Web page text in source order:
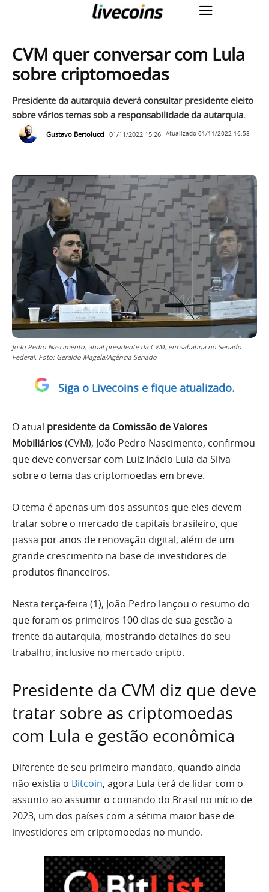
CVM quer conversar com Lula
sobre criptomoedas
Presidente da autarquia deverá consultar presidente eleito
sobre vários temas sob a responsabilidade da autarquia.
Gustavo Bertolucci 01/11/2022 15:26 Atualizado 01/11/2022 16:58
João Pedro Nascimento, atual presidente da CVM, em sabatina no Senado
Federal. Foto: Geraldo Magela/Agência Senado
Siga o Livecoins e fique atualizado.
O atual presidente da Comissão de Valores
Mobiliários(CVM), João Pedro Nascimento, confirmou
que deve conversar com Luiz Inácio Lula da Silva
sobre o tema das criptomoedas em breve.
O tema é apenas um dos assuntos que eles devem
tratar sobre o mercado de capitais brasileiro, que
passa por anos de renovação digital, além de um
grande crescimento na base de investidores de
produtos financeiros.
Nesta terça-feira (1), João Pedro lançou o resumo do
que foram os primeiros 100 dias de sua gestão a
frente da autarquia, mostrando detalhes do seu
trabalho, inclusive no mercado cripto.
Presidente da CVM diz que deve
tratar sobre as criptomoedas
com Lula e gestão econômica
Diferente de seu primeiro mandato, quando ainda
não existia o Bitcoin, agora Lula terá de lidar com o
assunto ao assumir o comando do Brasil no início de
2023, um dos países com a sétima maior base de
investidores em criptomoedas no mundo.